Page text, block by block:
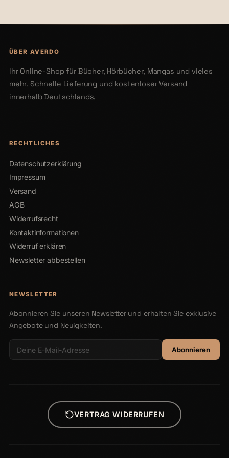
ÜBER AVERDO
Ihr Online-Shop für Bücher, Hörbücher, Mangas und vieles
mehr. Schnelle Lieferung und kostenloser Versand
innerhalb Deutschlands.
RECHTLICHES
Datenschutzerklärung
Impressum
Versand
AGB
Widerrufsrecht
Kontaktinformationen
Widerruf erklären
Newsletter abbestellen
NEWSLETTER
Abonnieren Sie unseren Newsletter und erhalten Sie exklusive
Angebote und Neuigkeiten.
Abonnieren
VERTRAG WIDERRUFEN